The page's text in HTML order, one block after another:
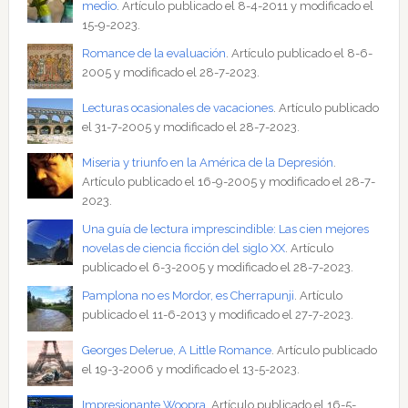
medio. Artículo publicado el 8-4-2011 y modificado el
15-9-2023.
Romance de la evaluación . Artículo publicado el 8-6-
2005 y modificado el 28-7-2023.
Lecturas ocasionales de vacaciones. Artículo publicado
el 31-7-2005 y modificado el 28-7-2023.
Miseria y triunfo en la América de la Depresión
Artículo publicado el 16-9-2005 y modificado el 28-7-
2023.
Una guía de lectura imprescindible: Las cien mejores
novelas de ciencia ficción del siglo XX. Artículo
publicado el 6-3-2005 y modificado el 28-7-2023.
Pamplona no es Mordor, es Cherrapunji . Artículo
publicado el 11-6-2013 y modificado el 27-7-2023.
Georges Delerue, A Little Romance. Artículo publicado
el 19-3-2006 y modificado el 13-5-2023.
Impresionante Woopra . Artículo publicado el 16-5-